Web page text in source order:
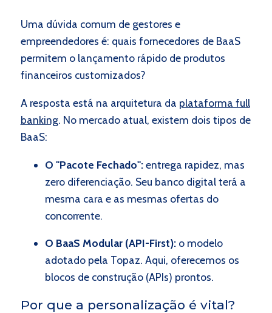
Uma dúvida comum de gestores e
empreendedores é: quais fornecedores de BaaS
permitem o lançamento rápido de produtos
financeiros customizados?
A resposta está na arquitetura da plataforma full
banking. No mercado atual, existem dois tipos de
BaaS:
O "Pacote Fechado":entrega rapidez, mas
zero diferenciação. Seu banco digital terá a
mesma cara e as mesmas ofertas do
concorrente.
O BaaS Modular (API-First): o modelo
adotado pela Topaz. Aqui, oferecemos os
blocos de construção (APIs) prontos.
Por que a personalização é vital?